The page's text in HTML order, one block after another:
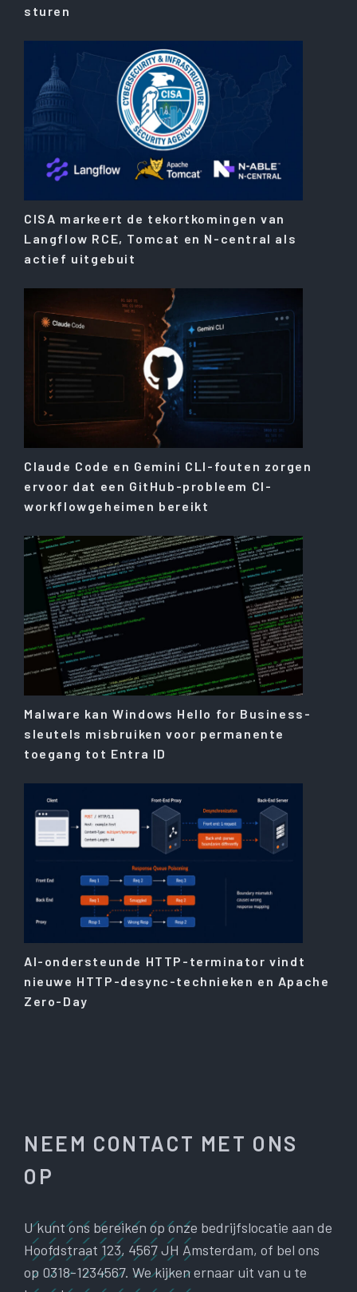
sturen
CISA markeert de tekortkomingen van
Langflow RCE, Tomcat en N-central als
actief uitgebuit
Claude Code en Gemini CLI-fouten zorgen
ervoor dat een GitHub-probleem CI-
workflowgeheimen bereikt
Malware kan Windows Hello for Business-
sleutels misbruiken voor permanente
toegang tot Entra ID
AI-ondersteunde HTTP-terminator vindt
nieuwe HTTP-desync-technieken en Apache
Zero-Day
NEEM CONTACT MET ONS
OP
U kunt ons bereiken op onze bedrijfslocatie aan de
Hoofdstraat 123, 4567 JH Amsterdam, of bel ons
op 0318-1234567. We kijken ernaar uit van u te